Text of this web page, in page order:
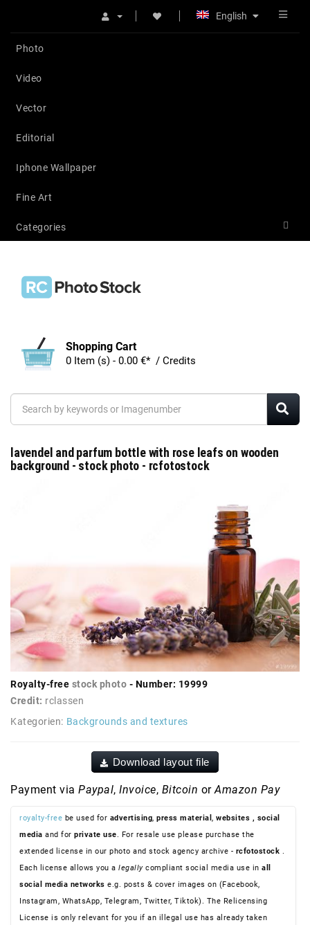
English
Photo
Video
Vector
Editorial
Iphone Wallpaper
Fine Art
Categories
Shopping Cart
0 Item (s) - 0.00 €* / Credits
lavendel and parfum bottle with rose leafs on wooden
background - stock photo - rcfotostock
Royalty-free stock photo - Number: 19999
Credit: rclassen
Kategorien: Backgrounds and textures
Download layout file
Payment via Paypal, Invoice, Bitcoin or Amazon Pay
royalty-free be used for advertising, press material , websites , social
media and for private use. For resale use please purchase the
extended license in our photo and stock agency archive - rcfotostock .
Each license allows you a legallycompliant social media use in all
social media networks e.g. posts & cover images on (Facebook,
Instagram, WhatsApp, Telegram, Twitter, Tiktok). The Relicensing
License is only relevant for you if an illegal use has already taken